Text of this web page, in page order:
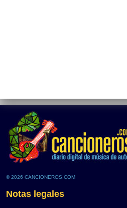
© 2026 CANCIONEROS.COM
Notas legales